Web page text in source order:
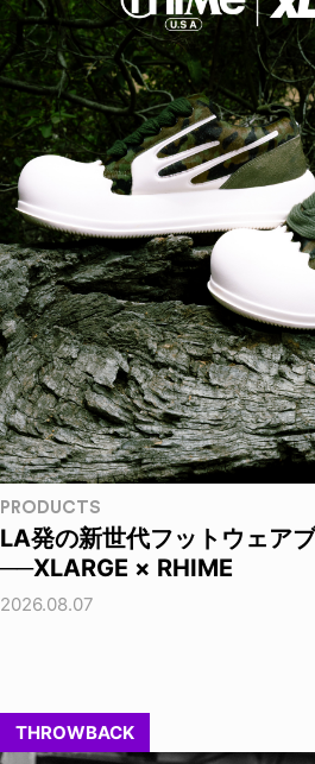
PRODUCTS
LA発の新世代フットウェア
──XLARGE × RHIME
2026.08.07
THROWBACK